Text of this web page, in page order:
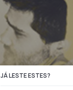
JÁ LESTE ESTES?